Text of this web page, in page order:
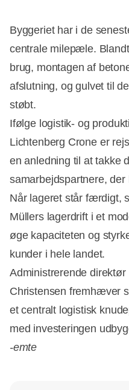
Byggeriet har i de
centrale milepæle.
brug, montagen af
afslutning, og gulvet til
støbt.
Ifølge logistik- og
Lichtenberg Crone er
en anledning til at takke
samarbejdspartnere,
Når lageret står færdigt,
Müllers lagerdrift i et
øge kapaciteten og
kunder i hele landet.
Administrerende
Christensen fremhæver
et centralt logistisk
med investeringen
-emte